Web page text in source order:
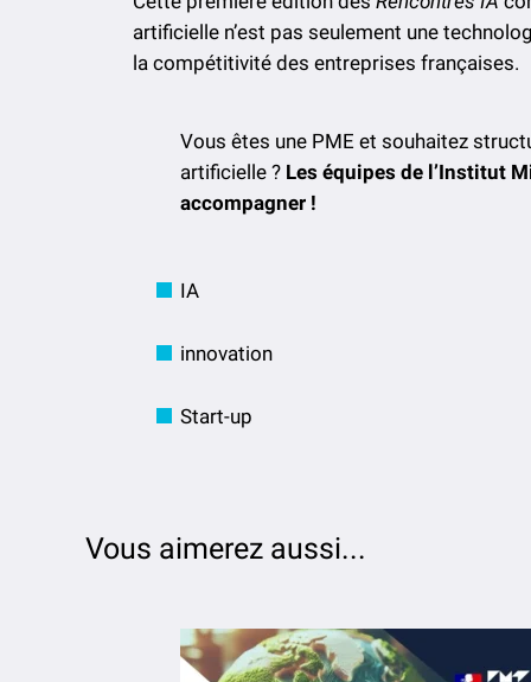
artificielle n’est pas seulement une
la compétitivité des entreprises françaises.
Vous êtes une PME et souhaitez
artificielle ? Les équipes de l’Institut
accompagner !
IA
innovation
Start-up
Vous aimerez aussi...